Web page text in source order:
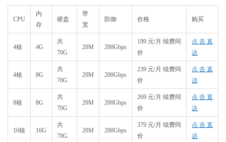
CPU
内
存
硬盘
带
宽
防御 价格 购买
4核 4G
共
70G
20M 200Gbps
199 元/月 续费同
价
点击直
达
4核 8G
共
70G
20M 200Gbps
239 元/月 续费同
价
点击直
达
8核 8G
共
70G
20M 200Gbps
269 元/月 续费同
价
点击直
达
16核 16G
共
70G
20M 200Gbps
379 元/月 续费同
价
点击直
达